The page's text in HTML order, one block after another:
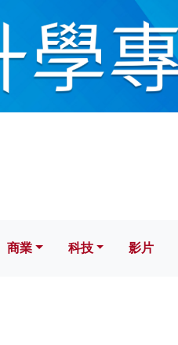
科技 影片
商業 科技 影片